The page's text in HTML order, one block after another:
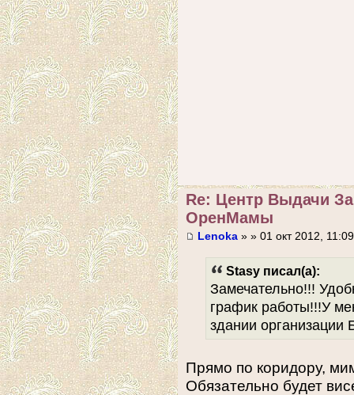
Re: Центр Выдачи
ОренМамы
Lenoka » » 01 окт 2012, 11:09
Stasy писал(а):
Замечательно!!!
график работы!!!У
здании организации
Прямо по коридору,
Обязательно будет